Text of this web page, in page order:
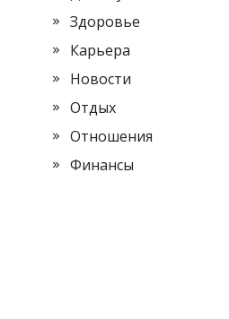
Здоровье
Карьера
Новости
Отдых
Отношения
Финансы